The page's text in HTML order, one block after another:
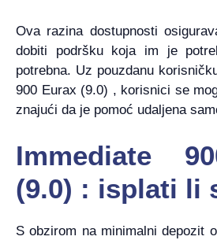
Ova razina dostupnosti
dobiti podršku koja im je
potrebna. Uz pouzdanu
900 Eurax (9.0) , korisnici se
znajući da je pomoć udaljena
Immediate
(9.0) : isplati li
S obzirom na minimalni depozit